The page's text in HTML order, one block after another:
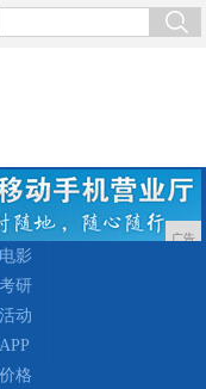
广告
电影
考研
活动
APP
价格